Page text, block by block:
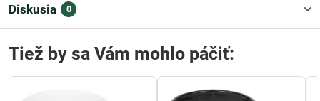
Diskusia 0
Tiež by sa Vám mohlo páčiť: